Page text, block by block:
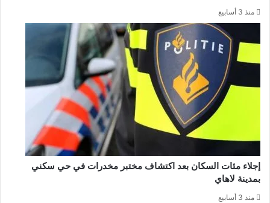
منذ 3 أسابيع
إجلاء مئات السكان بعد اكتشاف مختبر مخدرات في حي سكني
بمدينة لاهاي
منذ 3 أسابيع